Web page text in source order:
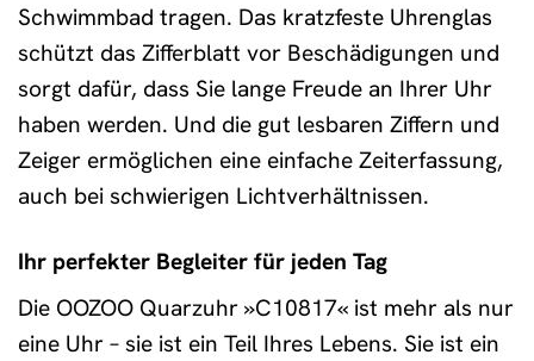
Schwimmbad tragen. Das kratzfeste Uhrenglas
schützt das Zifferblatt vor Beschädigungen und
sorgt dafür, dass Sie lange Freude an Ihrer Uhr
haben werden. Und die gut lesbaren Ziffern und
Zeiger ermöglichen eine einfache Zeiterfassung,
auch bei schwierigen Lichtverhältnissen.
Ihr perfekter Begleiter für jeden Tag
Die OOZOO Quarzuhr »C10817« ist mehr als nur
eine Uhr – sie ist ein Teil Ihres Lebens. Sie ist ein